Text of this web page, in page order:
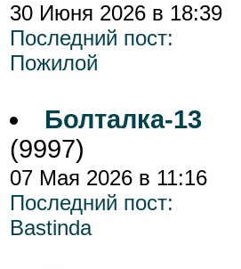
30 Июня 2026 в 18:39
Последний пост:
Пожилой
Болталка-13
(9997)
07 Мая 2026 в 11:16
Последний пост:
Bastinda